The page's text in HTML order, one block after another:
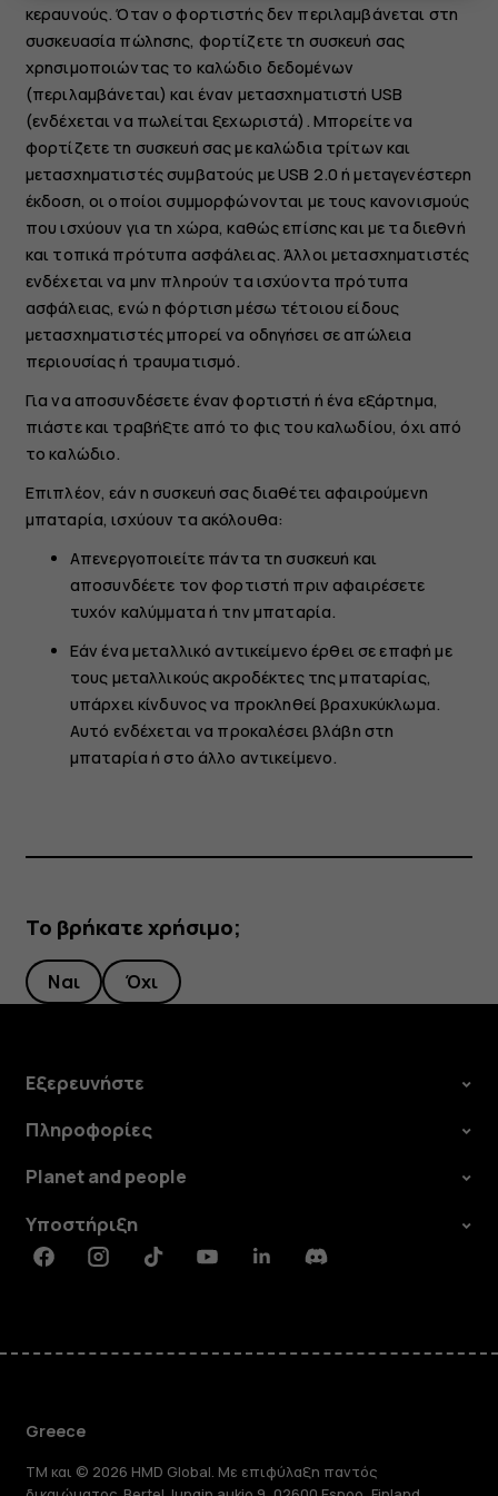
κεραυνούς. Όταν ο φορτιστής δεν περιλαμβάνεται στη
συσκευασία πώλησης, φορτίζετε τη συσκευή σας
χρησιμοποιώντας το καλώδιο δεδομένων
(περιλαμβάνεται) και έναν μετασχηματιστή USB
(ενδέχεται να πωλείται ξεχωριστά). Μπορείτε να
φορτίζετε τη συσκευή σας με καλώδια τρίτων και
μετασχηματιστές συμβατούς με USB 2.0 ή μεταγενέστερη
έκδοση, οι οποίοι συμμορφώνονται με τους κανονισμούς
που ισχύουν για τη χώρα, καθώς επίσης και με τα διεθνή
και τοπικά πρότυπα ασφάλειας. Άλλοι μετασχηματιστές
ενδέχεται να μην πληρούν τα ισχύοντα πρότυπα
ασφάλειας, ενώ η φόρτιση μέσω τέτοιου είδους
μετασχηματιστές μπορεί να οδηγήσει σε απώλεια
περιουσίας ή τραυματισμό.
Για να αποσυνδέσετε έναν φορτιστή ή ένα εξάρτημα,
πιάστε και τραβήξτε από το φις του καλωδίου, όχι από
το καλώδιο.
Επιπλέον, εάν η συσκευή σας διαθέτει αφαιρούμενη
μπαταρία, ισχύουν τα ακόλουθα:
Απενεργοποιείτε πάντα τη συσκευή και
αποσυνδέετε τον φορτιστή πριν αφαιρέσετε
τυχόν καλύμματα ή την μπαταρία.
Εάν ένα μεταλλικό αντικείμενο έρθει σε επαφή με
τους μεταλλικούς ακροδέκτες της μπαταρίας,
υπάρχει κίνδυνος να προκληθεί βραχυκύκλωμα.
Αυτό ενδέχεται να προκαλέσει βλάβη στη
μπαταρία ή στο άλλο αντικείμενο.
Το βρήκατε χρήσιμο;
Ναι Όχι
Εξερευνήστε
Πληροφορίες
Planet and people
Υποστήριξη
FacebookInstagramTiktokYoutubeLinkedinDiscord
Greece
TM και © 2026 HMD Global. Με επιφύλαξη παντός